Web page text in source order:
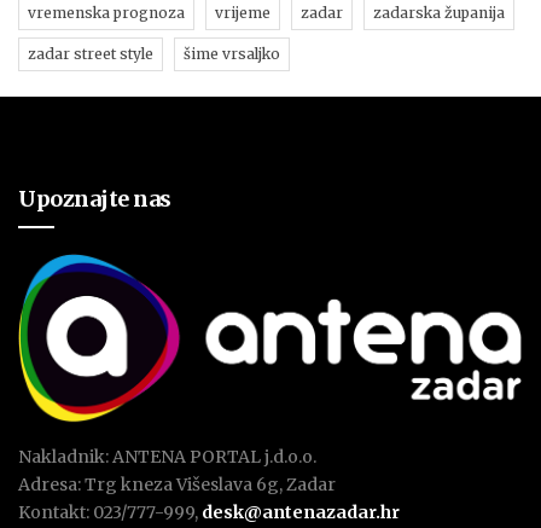
vremenska prognoza vrijeme zadar zadarska županija
zadar street style šime vrsaljko
Upoznajte nas
Nakladnik: ANTENA PORTAL j.d.o.o.
Adresa: Trg kneza Višeslava 6g, Zadar
Kontakt: 023/777-999, desk@antenazadar.hr